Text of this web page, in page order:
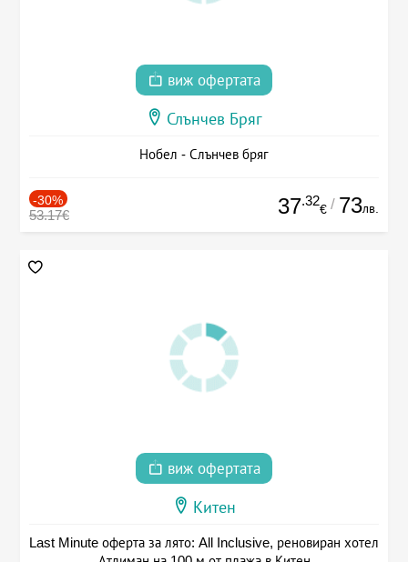
виж офертата
Слънчев Бряг
Нобел - Слънчев бряг
-30%
53.17€ 37.32
€ / 73лв.
виж офертата
Китен
Last Minute оферта за лято: All Inclusive, реновиран хотел